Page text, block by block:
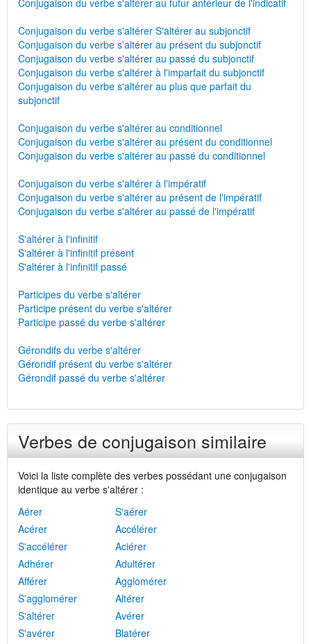
Conjugaison du verbe s'altérer au futur antérieur de l'indicatif
Conjugaison du verbe s'altérer S'altérer au subjonctif
Conjugaison du verbe s'altérer au présent du subjonctif
Conjugaison du verbe s'altérer au passé du subjonctif
Conjugaison du verbe s'altérer à l'imparfait du subjonctif
Conjugaison du verbe s'altérer au plus que parfait du
subjonctif
Conjugaison du verbe s'altérer au conditionnel
Conjugaison du verbe s'altérer au présent du conditionnel
Conjugaison du verbe s'altérer au passé du conditionnel
Conjugaison du verbe s'altérer à l'impératif
Conjugaison du verbe s'altérer au présent de l'impératif
Conjugaison du verbe s'altérer au passé de l'impératif
S'altérer à l'infinitif
S'altérer à l'infinitif présent
S'altérer à l'infinitif passé
Participes du verbe s'altérer
Participe présent du verbe s'altérer
Participe passé du verbe s'altérer
Gérondifs du verbe s'altérer
Gérondif présent du verbe s'altérer
Gérondif passé du verbe s'altérer
Verbes de conjugaison similaire
Voici la liste complète des verbes possédant une conjugaison
identique au verbe s'altérer :
Aérer
S'aérer
Acérer
Accélérer
S'accélérer
Aciérer
Adhérer
Adultérer
Afférer
Agglomérer
S'agglomérer
Altérer
S'altérer
Avérer
S'avérer
Blatérer